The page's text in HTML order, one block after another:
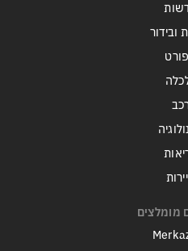
ובידור
מומלצים